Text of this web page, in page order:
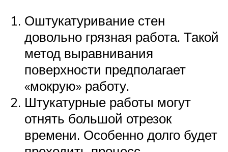
Оштукатуривание стен
довольно грязная работа. Такой
метод выравнивания
поверхности предполагает
«мокрую» работу.
Штукатурные работы могут
отнять большой отрезок
времени. Особенно долго будет